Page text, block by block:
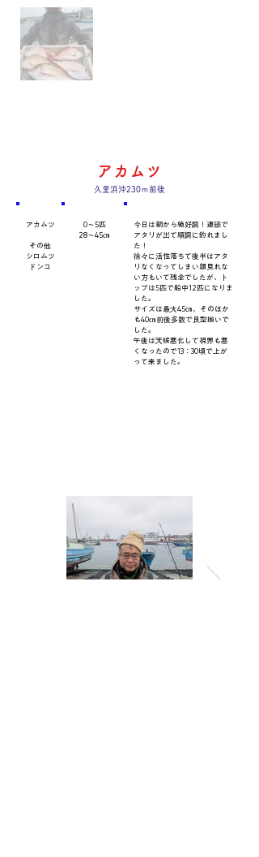
アカムツ
久里浜沖230ｍ前後
アカムツ
その他
シロムツ
ドンコ
0～5匹
28～45㎝
今日は朝から絶好調！連続で
アタリが出て順調に釣れまし
た！
徐々に活性落ちて後半はアタ
リなくなってしまい顔見れな
い方もいて残念でしたが、ト
ップは5匹で船中12匹になりま
した。
サイズは最大45㎝、そのほか
も40㎝前後多数で良型揃いで
した。
午後は天候悪化して視界も悪
くなったので13：30頃で上が
って来ました。